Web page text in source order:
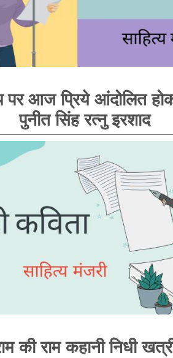
आज प्रिये आंदोलित
पुनीत सिंह रत्नु इरशाद
की राम कहानी निधी